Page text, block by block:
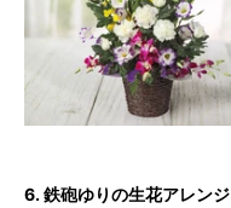
6. 鉄砲ゆりの生花アレンジ